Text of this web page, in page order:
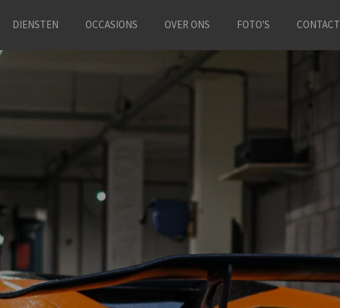
DIENSTEN OCCASIONS OVER ONS FOTO'S CONTACT